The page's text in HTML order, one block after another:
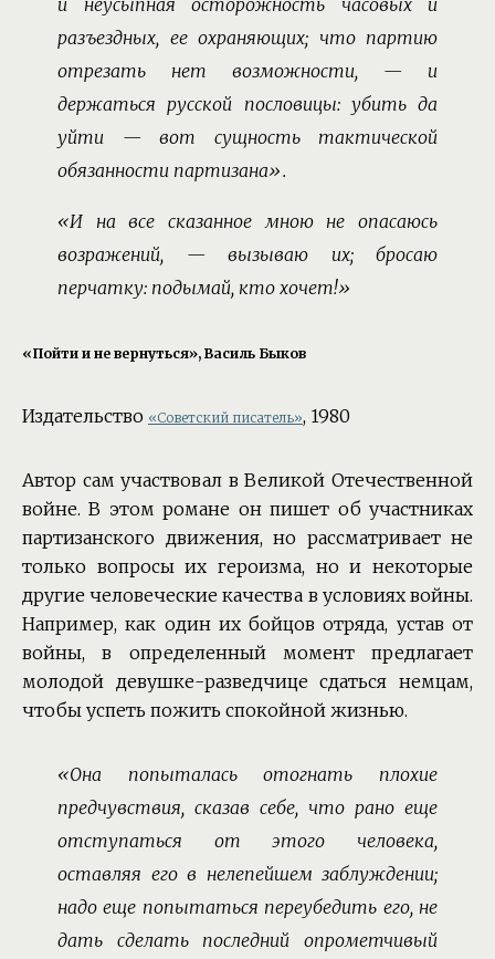
разъездных, ее охраняющих; что партию
отрезать нет возможности, — и
держаться русской пословицы: убить да
уйти — вот сущность тактической
обязанности партизана».
«И на все сказанное мною не опасаюсь
возражений, — вызываю их; бросаю
перчатку: подымай, кто хочет!»
«Пойти и не вернуться», Василь Быков
Издательство «Советский писатель», 1980
Автор сам участвовал в Великой Отечественной
войне. В этом романе он пишет об участниках
партизанского движения, но рассматривает не
только вопросы их героизма, но и некоторые
другие человеческие качества в условиях войны.
Например, как один их бойцов отряда, устав от
войны, в определенный момент предлагает
молодой девушке-разведчице сдаться немцам,
чтобы успеть пожить спокойной жизнью.
«Она попыталась отогнать плохие
предчувствия, сказав себе, что рано еще
отступаться от этого человека,
оставляя его в нелепейшем заблуждении;
надо еще попытаться переубедить его, не
дать сделать последний опрометчивый